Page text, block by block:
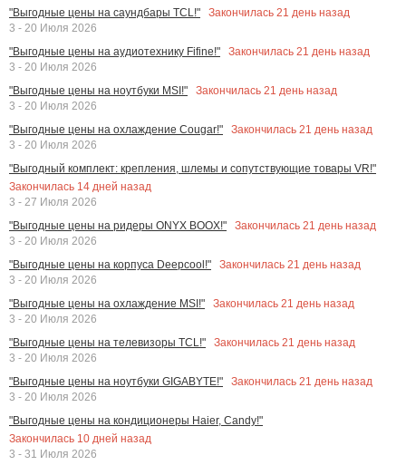
"Выгодные цены на саундбары TCL!"
Закончилась 21 день назад
3 - 20 Июля 2026
"Выгодные цены на аудиотехнику Fifine!"
Закончилась 21 день назад
3 - 20 Июля 2026
"Выгодные цены на ноутбуки MSI!"
Закончилась 21 день назад
3 - 20 Июля 2026
"Выгодные цены на охлаждение Cougar!"
Закончилась 21 день назад
3 - 20 Июля 2026
"Выгодный комплект: крепления, шлемы и сопутствующие товары VR!"
Закончилась 14 дней назад
3 - 27 Июля 2026
"Выгодные цены на ридеры ONYX BOOX!"
Закончилась 21 день назад
3 - 20 Июля 2026
"Выгодные цены на корпуса Deepcool!"
Закончилась 21 день назад
3 - 20 Июля 2026
"Выгодные цены на охлаждение MSI!"
Закончилась 21 день назад
3 - 20 Июля 2026
"Выгодные цены на телевизоры TCL!"
Закончилась 21 день назад
3 - 20 Июля 2026
"Выгодные цены на ноутбуки GIGABYTE!"
Закончилась 21 день назад
3 - 20 Июля 2026
"Выгодные цены на кондиционеры Haier, Candy!"
Закончилась 10 дней назад
3 - 31 Июля 2026